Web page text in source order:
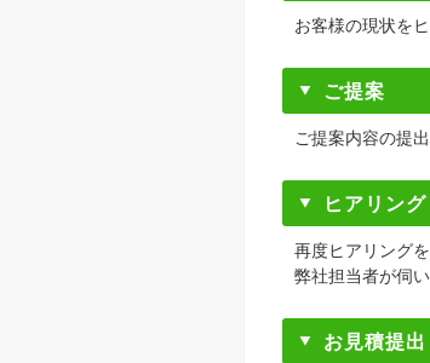
お客様の現状を
ご提案
ご提案内容の提出
ヒアリン
再度ヒアリング
弊社担当者が伺
お見積提出